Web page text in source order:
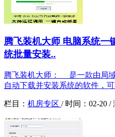
腾飞装机大师 电脑系统一
统批量安装..
腾飞装机大师： 是一款由局
自动下载并安装系统的软件，
栏目： 机房专区 / 时间： 02-20 /